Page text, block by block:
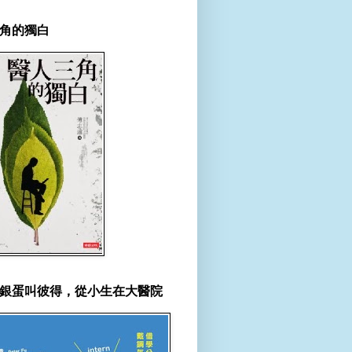
的獨白
蛋叫彼得，從小生在大醫院